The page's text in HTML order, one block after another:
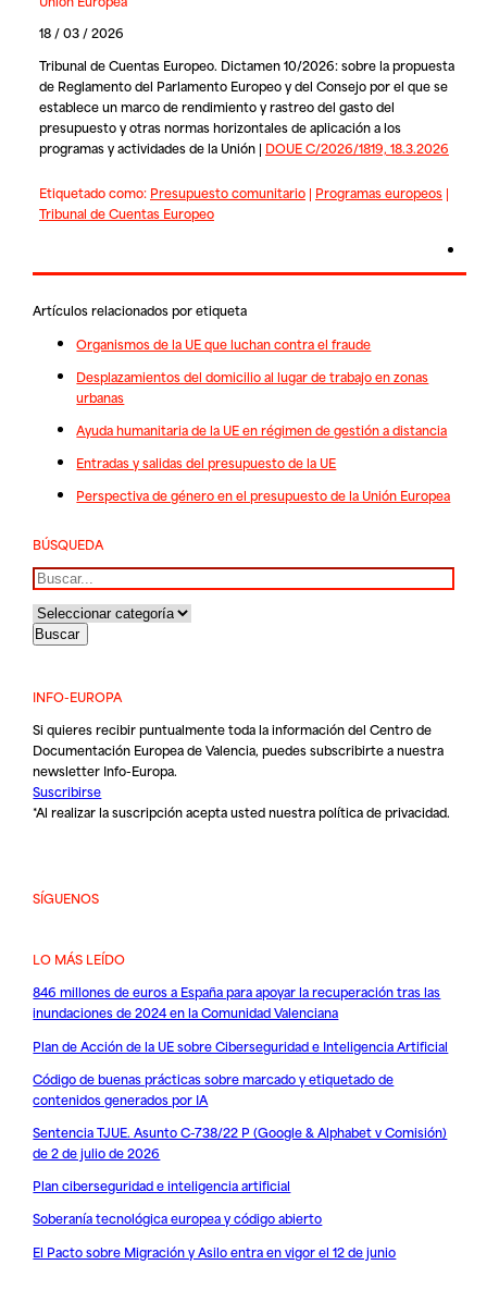
18 / 03 / 2026
Tribunal de Cuentas Europeo. Dictamen 10/2026: sobre la propuesta
de Reglamento del Parlamento Europeo y del Consejo por el que se
establece un marco de rendimiento y rastreo del gasto del
presupuesto y otras normas horizontales de aplicación a los
programas y actividades de la Unión | DOUE C/2026/1819, 18.3.2026
Etiquetado como: Presupuesto comunitario| Programas europeos|
Tribunal de Cuentas Europeo
Artículos relacionados por etiqueta
Organismos de la UE que luchan contra el fraude
Desplazamientos del domicilio al lugar de trabajo en zonas
urbanas
Ayuda humanitaria de la UE en régimen de gestión a distancia
Entradas y salidas del presupuesto de la UE
Perspectiva de género en el presupuesto de la Unión Europea
BÚSQUEDA
Buscar
INFO-EUROPA
Si quieres recibir puntualmente toda la información del Centro de
Documentación Europea de Valencia, puedes subscribirte a nuestra
newsletter Info-Europa.
Suscribirse
*Al realizar la suscripción acepta usted nuestrapolítica de privacidad.
SÍGUENOS
LO MÁS LEÍDO
846 millones de euros a España para apoyar la recuperación tras las
inundaciones de 2024 en la Comunidad Valenciana
Plan de Acción de la UE sobre Ciberseguridad e Inteligencia Artificial
Código de buenas prácticas sobre marcado y etiquetado de
contenidos generados por IA
Sentencia TJUE. Asunto C-738/22 P (Google & Alphabet v Comisión)
de 2 de julio de 2026
Plan ciberseguridad e inteligencia artificial
Soberanía tecnológica europea y código abierto
El Pacto sobre Migración y Asilo entra en vigor el 12 de junio